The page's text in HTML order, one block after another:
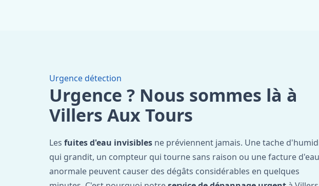
Urgence détection
Urgence ? Nous sommes là à
Villers Aux Tours
Les fuites d'eau invisibles ne préviennent jamais. Une tache
qui grandit, un compteur qui tourne sans raison ou une facture d'eau
anormale peuvent causer des dégâts considérables en quelques